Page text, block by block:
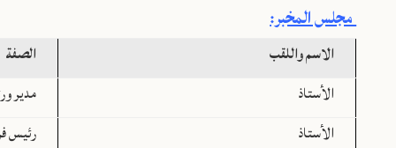
مجلس المخبر:
الاسم واللقب
الصفة
الأستاذ
مدير
الأستاذ
رئيس